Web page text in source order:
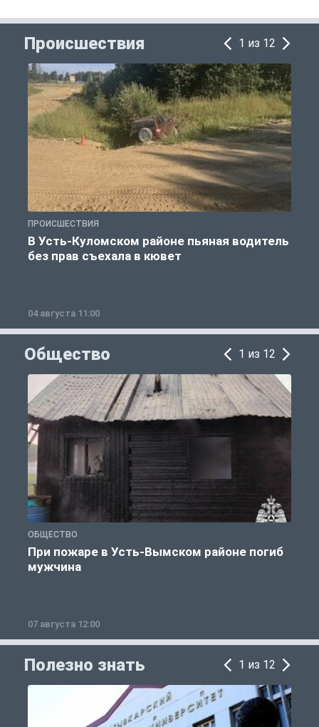
Происшествия 1 из 12
ПРОИСШЕСТВИЯ
В Усть-Куломском районе пьяная водитель
без прав съехала в кювет
04 августа 11:00
Общество 1 из 12
ОБЩЕСТВО
При пожаре в Усть-Вымском районе погиб
мужчина
07 августа 12:00
Полезно знать 1 из 12